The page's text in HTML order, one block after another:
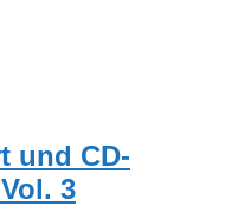
und CD-
3